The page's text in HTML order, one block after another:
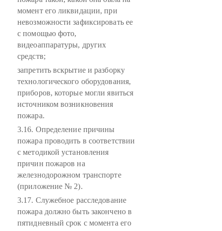
момент его ликвидации, при
невозможности зафиксировать ее
с помощью фото,
видеоаппаратуры, других
средств;
запретить вскрытие и разборку
технологического оборудования,
приборов, которые могли явиться
источником возникновения
пожара.
3.16. Определение причины
пожара проводить в соответствии
с методикой установления
причин пожаров на
железнодорожном транспорте
(приложение № 2).
3.17. Служебное расследование
пожара должно быть закончено в
пятидневный срок с момента его